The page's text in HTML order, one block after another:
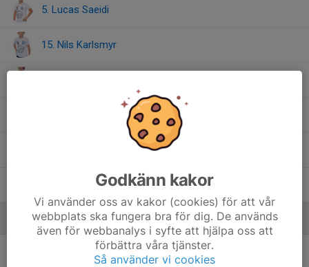
5. Lucas Saeidi
15. Nils Karlsmyr
4. Todd Nygårds
Ledare
Joakim Forsberg GreenLedare
Godkänn kakor
Vi använder oss av kakor (cookies) för att vår
webbplats ska fungera bra för dig. De används
även för webbanalys i syfte att hjälpa oss att
förbättra våra tjänster.
Så använder vi cookies